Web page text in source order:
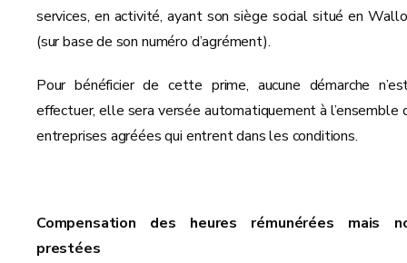
services, en activité, ayant son siège social situé en
(sur base de son numéro d’agrément).
Pour bénéficier de cette prime, aucune démarche
effectuer, elle sera versée automatiquement à l’ensemble
entreprises agréées qui entrent dans les conditions.
Compensation des heures rémunérées mais
prestées